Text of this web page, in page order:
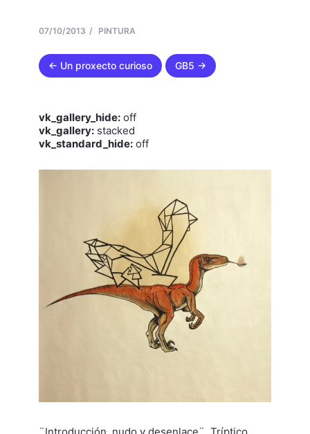
07/10/2013 PINTURA
← Un proxecto curioso GB5 →
vk_gallery_hide: off
vk_gallery: stacked
vk_standard_hide: off